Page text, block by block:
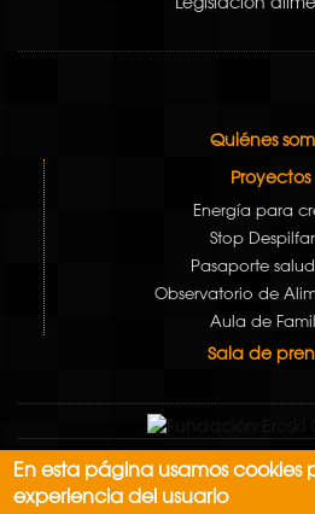
Quiénes
Proyectos
Energía para
Stop
Pasaporte
Observatorio de
Aula de
Sala de
Aviso Legal
En esta página usamos cookies
experiencia del usuario